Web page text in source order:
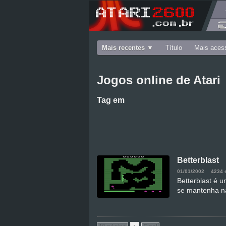
Mais recentes Título Mais
Jogos online de Atari
Tag em
Betterblast
01/01/2002 4234
Betterblast é
se mantenha